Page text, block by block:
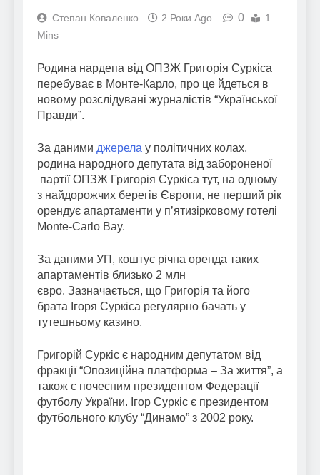
Степан Коваленко 2 Роки Ago 0
1
Mins
Родина нардепа від ОПЗЖ Григорія Суркіса
перебуває в Монте-Карло, про це йдеться в
новому розслідувані журналістів “Української
Правди”.
За даними джерела у політичних колах,
родина народного депутата від забороненої
партії ОПЗЖ Григорія Суркіса тут, на одному
з найдорожчих берегів Європи, не перший рік
орендує апартаменти у п’ятизірковому готелі
Monte-Carlo Bay.
За даними УП, коштує річна оренда таких
апартаментів близько 2 млн
євро. Зазначається, що Григорія та його
брата Ігоря Суркіса регулярно бачать у
тутешньому казино.
Григорій Суркіс є народним депутатом від
фракції “Опозиційна платформа – За життя”, а
також є почесним президентом Федерації
футболу України. Ігор Суркіс є президентом
футбольного клубу “Динамо” з 2002 року.